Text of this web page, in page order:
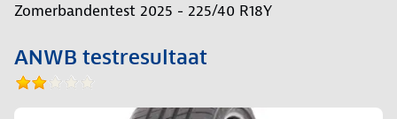
Zomerbandentest 2025 - 225/40 R18Y
ANWB testresultaat